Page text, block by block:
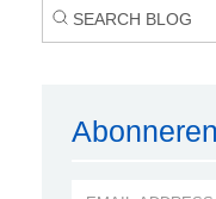
Abonneren